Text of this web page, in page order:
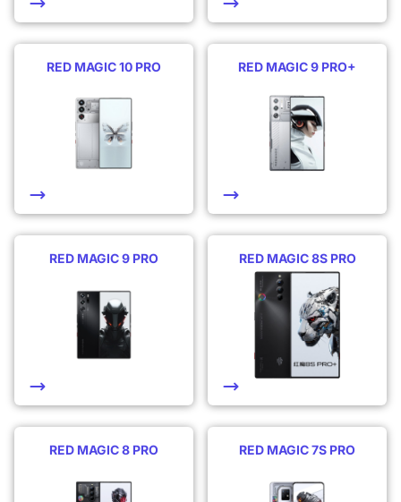
RED MAGIC 10 PRO RED MAGIC 9 PRO+
RED MAGIC 9 PRO RED MAGIC 8S PRO
RED MAGIC 8 PRO RED MAGIC 7S PRO